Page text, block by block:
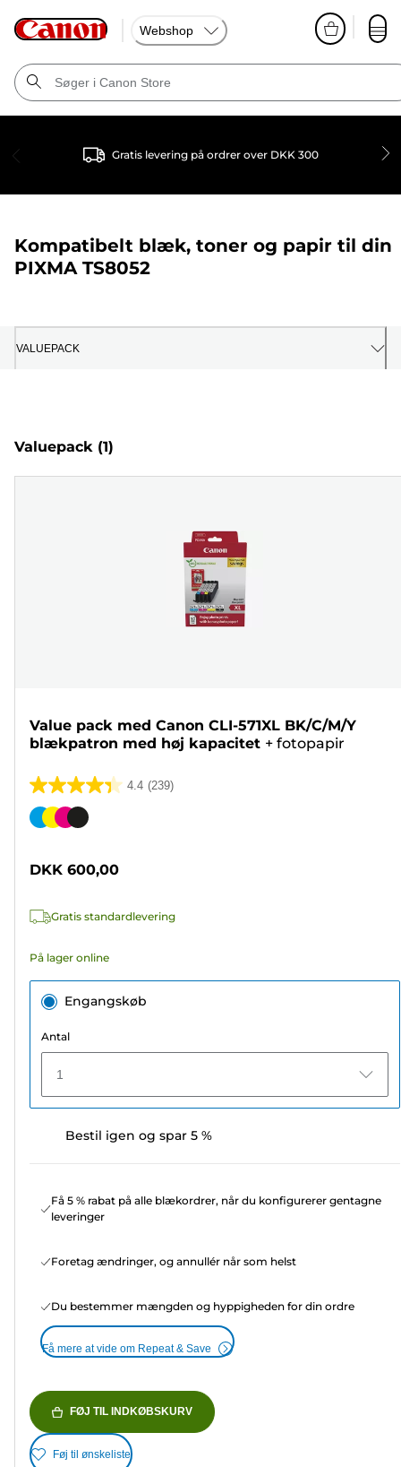
Webshop
Gratis levering på ordrer over DKK 300
Kompatibelt blæk, toner og papir til din
PIXMA TS8052
VALUEPACK
Valuepack (1)
Value pack med Canon CLI-571XL BK/C/M/Y
blækpatron med høj kapacitet + fotopapir
4.4 (239)
4.4
ud
stjerner.
anmeldelser
Farvepatron
DKK 600,00
Gratis standardlevering
På lager online
Engangskøb
Antal
1
Bestil igen og spar 5 %
Få 5 % rabat på alle blækordrer, når du konfigurerer gentagne
leveringer
Foretag ændringer, og annullér når som helst
Du bestemmer mængden og hyppigheden for din ordre
Få mere at vide om Repeat & Save
FØJ TIL INDKØBSKURV
Føj til ønskeliste